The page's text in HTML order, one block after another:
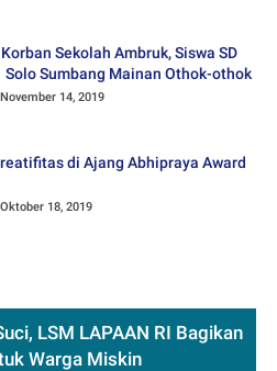
Sekolah Ambruk, Siswa SD
Solo Sumbang Mainan Othok-othok
14, 2019
di Ajang Abhipraya Award
18, 2019
LSM LAPAAN RI Bagikan
Warga Miskin